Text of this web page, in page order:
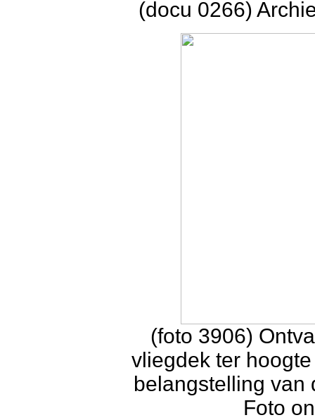
(docu 0266)
(foto 3906)
vliegdek ter
belangstelling van
Foto